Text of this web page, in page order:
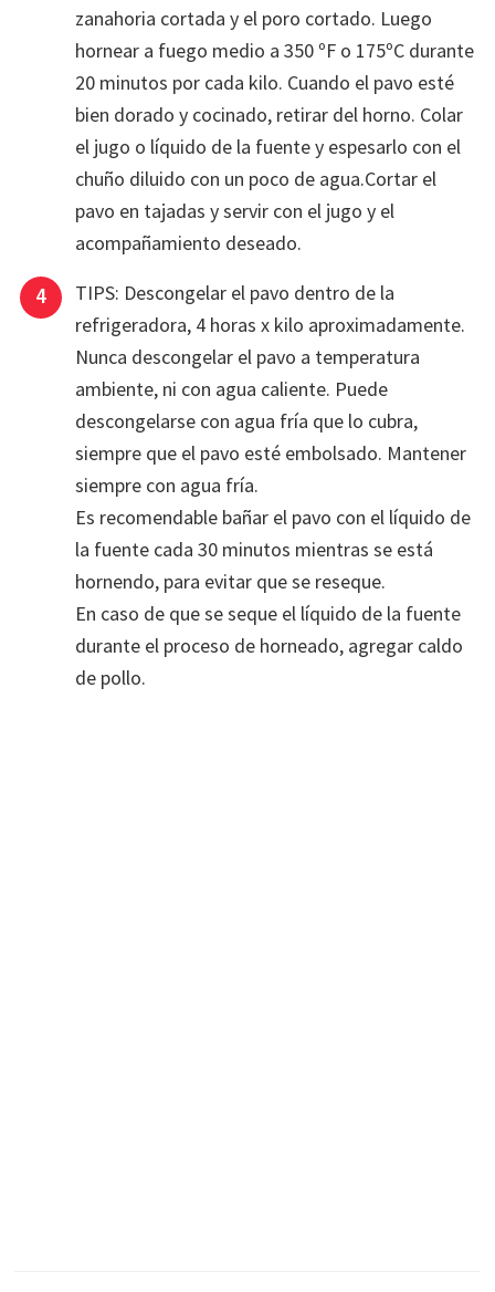
zanahoria cortada y el poro cortado. Luego
hornear a fuego medio a 350 ºF o 175ºC durante
20 minutos por cada kilo. Cuando el pavo esté
bien dorado y cocinado, retirar del horno. Colar
el jugo o líquido de la fuente y espesarlo con el
chuño diluido con un poco de agua.Cortar el
pavo en tajadas y servir con el jugo y el
acompañamiento deseado.
TIPS: Descongelar el pavo dentro de la
refrigeradora, 4 horas x kilo aproximadamente.
Nunca descongelar el pavo a temperatura
ambiente, ni con agua caliente. Puede
descongelarse con agua fría que lo cubra,
siempre que el pavo esté embolsado. Mantener
siempre con agua fría.
Es recomendable bañar el pavo con el líquido de
la fuente cada 30 minutos mientras se está
hornendo, para evitar que se reseque.
En caso de que se seque el líquido de la fuente
durante el proceso de horneado, agregar caldo
de pollo.